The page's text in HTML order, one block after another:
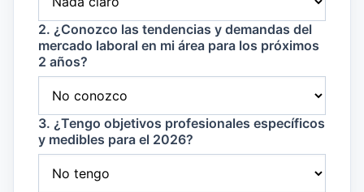
2. ¿Conozco las tendencias y demandas del
mercado laboral en mi área para los próximos
2 años?
3. ¿Tengo objetivos profesionales específicos
y medibles para el 2026?